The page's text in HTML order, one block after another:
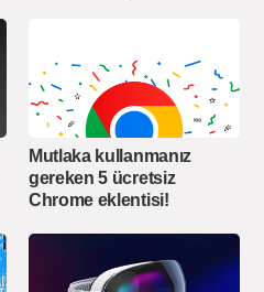
Mutlaka kullanmanız
gereken 5 ücretsiz
Chrome eklentisi!